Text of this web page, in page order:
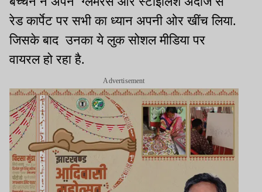
रेड कार्पेट पर सभी का ध्यान अपनी ओर खींच लिया.
जिसके बाद उनका ये लुक सोशल मीडिया पर
वायरल हो रहा है.
Advertisement